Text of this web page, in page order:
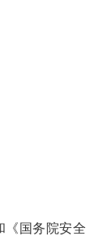
《国务院安全